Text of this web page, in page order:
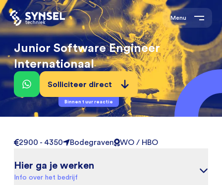
Menu
Junior Software Engineer
Internationaal
Solliciteer direct
Binnen 1 uur reactie
2900 - 4350 Bodegraven WO / HBO
Hier ga je werken
Info over het bedrijf